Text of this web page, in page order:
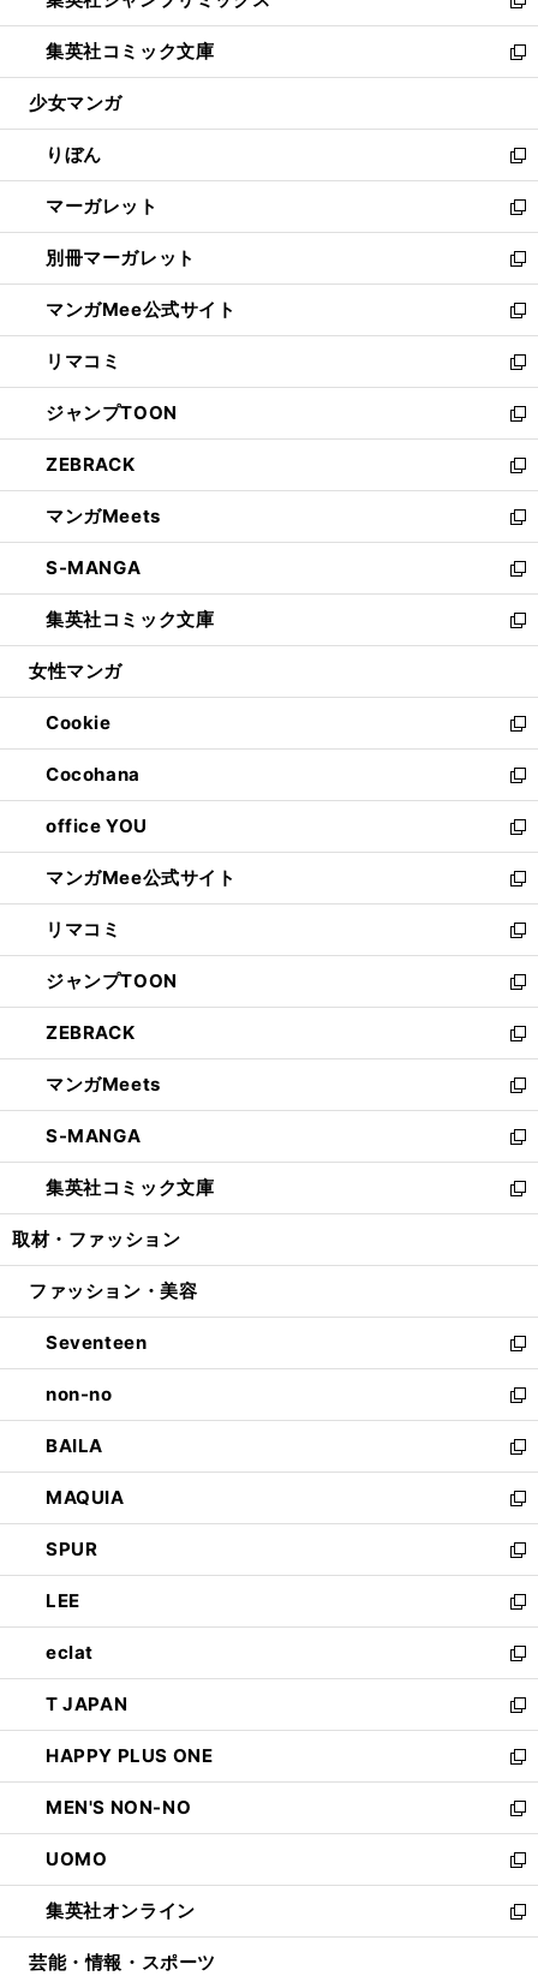
開
く
ウ
で
開
ン
ド
ウ
開
く
ウ
ィ
ン
ウ
で
開
く
新
し
い
ウ
ン
ド
ウ
で
開
く
集英社コミック文庫
新
し
ウ
ィ
ン
ド
ウ
で
開
く
少女マンガ
りぼん
新
し
い
ウ
ィ
ン
ド
ウ
で
開
く
マーガレット
新
し
い
ウ
ィ
ン
ド
ウ
で
開
く
別冊マーガレット
新
し
い
ウ
ィ
ン
ド
ウ
で
開
く
マンガMee公式サイト
新
し
い
ウ
ィ
ン
ド
ウ
で
開
く
リマコミ
新
し
い
ウ
ィ
ン
ド
ウ
で
開
く
ジャンプTOON
新
し
い
ウ
ィ
ン
ド
ウ
で
開
ZEBRACK
新
し
い
ウ
ィ
ン
ド
ウ
開
く
マンガMeets
新
し
い
ウ
ィ
ン
ウ
で
開
く
S-MANGA
新
し
い
ウ
ン
ド
ウ
で
開
く
集英社コミック文庫
新
し
ウ
ィ
ン
ド
ウ
で
開
く
女性マンガ
Cookie
新
し
い
ウ
ィ
ン
ド
ウ
で
開
く
Cocohana
新
し
い
ウ
ィ
ン
ド
ウ
で
開
く
office YOU
新
し
い
ウ
ィ
ン
ド
ウ
で
開
く
マンガMee公式サイト
新
し
い
ウ
ィ
ン
ド
ウ
で
開
く
リマコミ
新
し
い
ウ
ィ
ン
ド
ウ
で
開
く
ジャンプTOON
新
し
い
ウ
ィ
ン
ド
ウ
で
開
ZEBRACK
新
し
い
ウ
ィ
ン
ド
ウ
開
マンガMeets
新
し
い
ウ
ィ
ン
ウ
開
く
S-MANGA
新
し
い
ウ
ン
ウ
で
開
く
集英社コミック文庫
新
し
ウ
ン
ド
ウ
で
開
く
取材・ファッション
ファッション・美容
Seventeen
新
し
い
ウ
ィ
ン
ド
ウ
で
開
く
non-no
新
し
い
ウ
ィ
ン
ド
ウ
で
開
く
BAILA
新
し
い
ウ
ィ
ン
ド
ウ
で
開
く
MAQUIA
新
し
い
ウ
ィ
ン
ド
ウ
で
開
く
SPUR
新
し
い
ウ
ィ
ン
ド
ウ
で
開
く
LEE
新
し
い
ウ
ィ
ン
ド
ウ
で
開
く
eclat
新
し
い
ウ
ィ
ン
ド
ウ
で
開
く
T JAPAN
新
し
い
ウ
ィ
ン
ド
ウ
で
開
HAPPY PLUS ONE
新
し
い
ウ
ィ
ン
ド
ウ
MEN'S NON-NO
新
し
い
ウ
ィ
ン
UOMO
新
し
い
ウ
集英社オンライン
新
し
芸能・情報・スポーツ